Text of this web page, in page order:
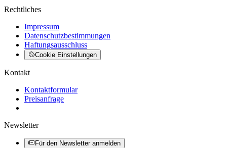
Rechtliches
Impressum
Datenschutzbestimmungen
Haftungsausschluss
Cookie Einstellungen
Kontakt
Kontaktformular
Preisanfrage
Newsletter
Für den Newsletter anmelden